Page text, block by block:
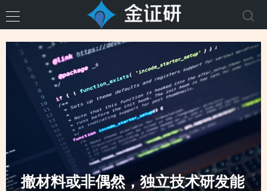
撤材料或非偶然，独立技术研发能